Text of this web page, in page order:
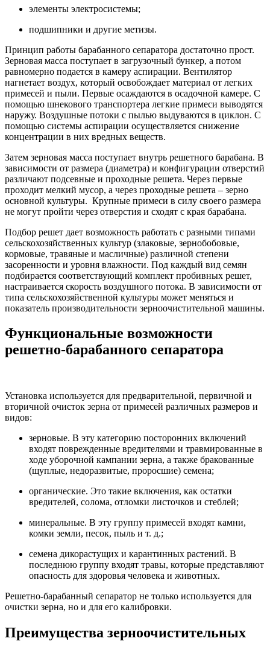
элементы электросистемы;
подшипники и другие метизы.
Принцип работы барабанного сепаратора достаточно прост.
Зерновая масса поступает в загрузочный бункер, а потом
равномерно подается в камеру аспирации. Вентилятор
нагнетает воздух, который освобождает материал от легких
примесей и пыли. Первые осаждаются в осадочной камере. С
помощью шнекового транспортера легкие примеси выводятся
наружу. Воздушные потоки с пылью выдуваются в циклон. С
помощью системы аспирации осуществляется снижение
концентрации в них вредных веществ.
Затем зерновая масса поступает внутрь решетного барабана. В
зависимости от размера (диаметра) и конфигурации отверстий
различают подсевные и проходные решета. Через первые
проходит мелкий мусор, а через проходные решета – зерно
основной культуры. Крупные примеси в силу своего размера
не могут пройти через отверстия и сходят с края барабана.
Подбор решет дает возможность работать с разными типами
сельскохозяйственных культур (злаковые, зернобобовые,
кормовые, травяные и масличные) различной степени
засоренности и уровня влажности. Под каждый вид семян
подбирается соответствующий комплект пробивных решет,
настраивается скорость воздушного потока. В зависимости от
типа сельскохозяйственной культуры может меняться и
показатель производительности зерноочистительной машины.
Функциональные возможности
решетно-барабанного сепаратора
Установка используется для предварительной, первичной и
вторичной очисток зерна от примесей различных размеров и
видов:
зерновые. В эту категорию посторонних включений
входят поврежденные вредителями и травмированные в
ходе уборочной кампании зерна, а также бракованные
(щуплые, недоразвитые, проросшие) семена;
органические. Это такие включения, как остатки
вредителей, солома, отломки листочков и стеблей;
минеральные. В эту группу примесей входят камни,
комки земли, песок, пыль и т. д.;
семена дикорастущих и карантинных растений. В
последнюю группу входят травы, которые представляют
опасность для здоровья человека и животных.
Решетно-барабанный сепаратор не только используется для
очистки зерна, но и для его калибровки.
Преимущества зерноочистительных